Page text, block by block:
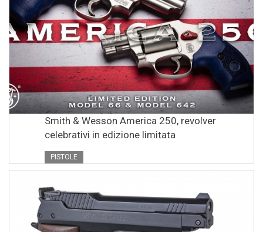
Smith & Wesson America 250, revolver
celebrativi in edizione limitata
PISTOLE